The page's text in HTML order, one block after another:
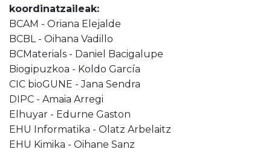
koordinatzaileak:
BCAM - Oriana Elejalde
BCBL - Oihana Vadillo
BCMaterials - Daniel Bacigalupe
Biogipuzkoa - Koldo García
CIC bioGUNE - Jana Sendra
DIPC - Amaia Arregi
Elhuyar - Edurne Gaston
EHU Informatika - Olatz Arbelaitz
EHU Kimika - Oihane Sanz